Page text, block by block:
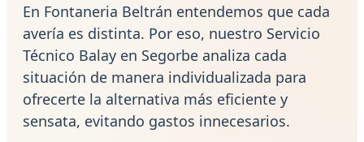
En Fontaneria Beltrán entendemos que cada
avería es distinta. Por eso, nuestro Servicio
Técnico Balay en Segorbe analiza cada
situación de manera individualizada para
ofrecerte la alternativa más eficiente y
sensata, evitando gastos innecesarios.